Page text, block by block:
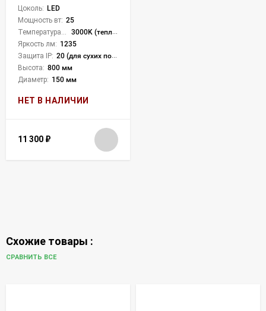
Цоколь: LED
Мощность вт: 25
3000K (теплый)
Яркость лм: 1235
Защита IP: 20 (для сухих пом.)
Высота: 800 мм
Диаметр: 150 мм
НЕТ В НАЛИЧИИ
11 300 ₽
Схожие товары :
СРАВНИТЬ ВСЕ